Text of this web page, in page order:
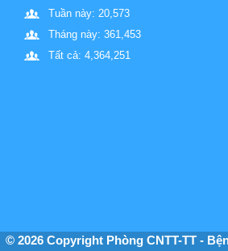
Tuần này: 20,573
Tháng này: 361,453
Tất cả: 4,364,251
© 2026 Copyright Phòng CNTT-TT -